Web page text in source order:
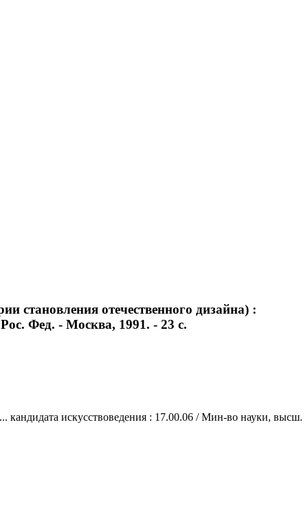
становления отечественного дизайна) :
Фед. - Москва, 1991. - 23 с.
кандидата искусствоведения : 17.00.06 / Мин-во науки, высш.